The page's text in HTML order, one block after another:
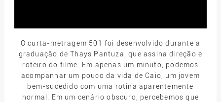
O curta-metragem 501 foi desenvolvido durante a
graduação de Thays Pantuza, que assina direção e
roteiro do filme. Em apenas um minuto, podemos
acompanhar um pouco da vida de Caio, um jovem
bem-sucedido com uma rotina aparentemente
normal. Em um cenário obscuro, percebemos que